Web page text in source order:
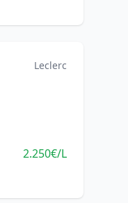
Leclerc
2.250€/L